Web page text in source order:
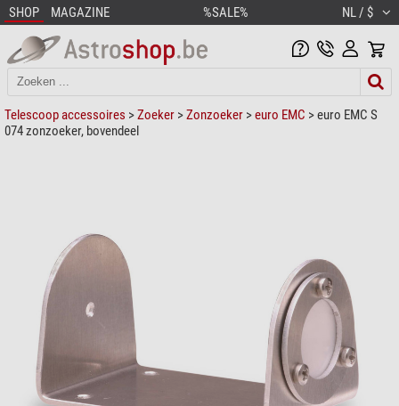
SHOP MAGAZINE %SALE% NL / $
Telescoop accessoires >Zoeker >Zonzoeker >euro EMC > euro EMC S
074 zonzoeker, bovendeel